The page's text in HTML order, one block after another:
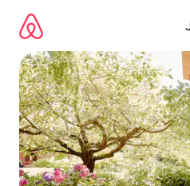
direct
naar
inhoud